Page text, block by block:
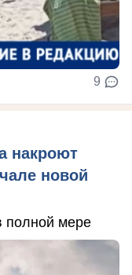
9
накроют
новой
полной мере